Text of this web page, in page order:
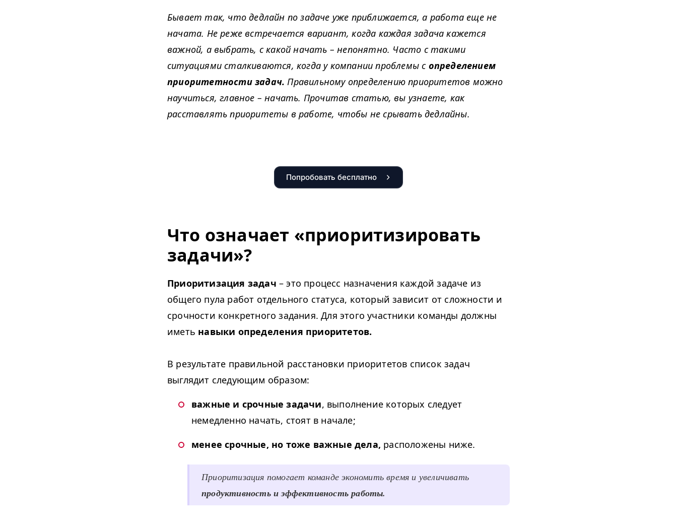
Бывает так, что дедлайн по задаче уже приближается, а работа еще не
начата. Не реже встречается вариант, когда каждая задача кажется
важной, а выбрать, с какой начать – непонятно. Часто с такими
ситуациями сталкиваются, когда у компании проблемы с определением
приоритетности задач. Правильному определению приоритетов можно
научиться, главное – начать. Прочитав статью, вы узнаете, как
расставлять приоритеты в работе, чтобы не срывать дедлайны.
Попробовать бесплатно
Что означает «приоритизировать
задачи»?
Приоритизация задач – это процесс назначения каждой задаче из
общего пула работ отдельного статуса, который зависит от сложности и
срочности конкретного задания. Для этого участники команды должны
иметь навыки определения приоритетов.
В результате правильной расстановки приоритетов список задач
выглядит следующим образом:
важные и срочные задачи, выполнение которых следует
немедленно начать, стоят в начале;
менее срочные, но тоже важные дела, расположены ниже.
Приоритизация помогает команде экономить время и увеличивать
продуктивность и эффективность работы.